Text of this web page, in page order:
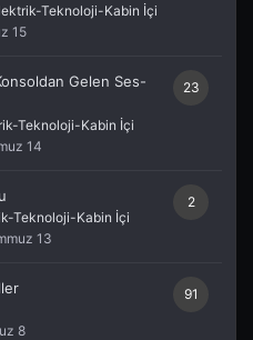
Teknoloji-Kabin İçi
15
23
Gelen Ses-
Teknoloji-Kabin İçi
14
2
Teknoloji-Kabin İçi
13
91
8